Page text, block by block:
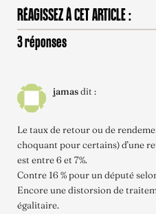
RÉAGISSEZ À CET ARTICLE :
3 réponses
jamasdit :
Le taux de retour ou de
choquant pour certains) d’une
est entre 6 et 7%.
Contre 16 % pour un député
Encore une distorsion de
égalitaire.